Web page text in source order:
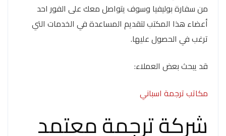
من سفارة بوليفيا وسوف يتواصل معك على الفور احد
أعضاء هذا المكتب لتقديم المساعدة في الخدمات التي
ترغب في الحصول عليها.
قد يبحث بعض العملاء:
مكاتب ترجمة اسباني
شركة ترجمة معتمد